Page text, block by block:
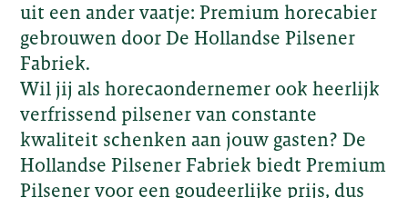
uit een ander vaatje: Premium horecabier
gebrouwen door De Hollandse Pilsener
Fabriek.
Wil jij als horecaondernemer ook heerlijk
verfrissend pilsener van constante
kwaliteit schenken aan jouw gasten? De
Hollandse Pilsener Fabriek biedt Premium
Pilsener voor een goudeerlijke prijs, dus